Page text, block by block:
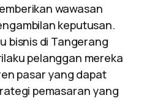
wawasan
keputusan.
bisnis di Tangerang
pelanggan mereka
pasar yang dapat
pemasaran yang